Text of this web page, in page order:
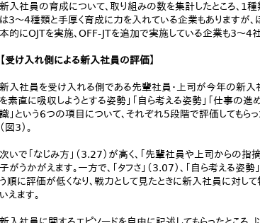
新入社員の育成について、取り組みの数を集計したところ、1
は3～4種類と手厚く育成に力を入れている企業もありますが
本的にOJTを実施、OFF-JTを追加で実施している企業も3～4
【受け入れ側による新入社員の評価】
新入社員を受け入れる側である先輩社員・上司が今年の新入
を素直に吸収しようとする姿勢」「自ら考える姿勢」「仕事の進
識」という6つの項目について、それぞれ5段階で評価してもら
（図3）。
次いで「なじみ方」（3.27）が高く、「先輩社員や上司からの
子がうかがえます。一方で、「タフさ」（3.07）、「自ら考える姿
う順に評価が低くなり、戦力として見たときに新入社員に対し
いえます。